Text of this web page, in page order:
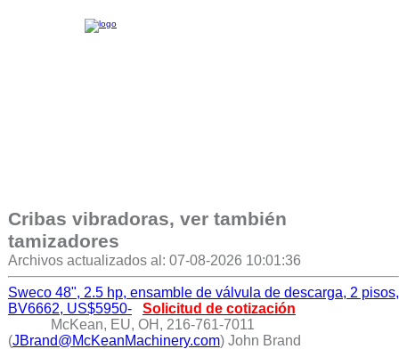
Cribas vibradoras, ver también
tamizadores
Archivos actualizados al: 07-08-2026 10:01:36
Sweco 48", 2.5 hp, ensamble de válvula de descarga, 2 pisos,
BV6662, US$5950-
Solicitud de cotización
McKean, EU, OH, 216-761-7011
(JBrand@McKeanMachinery.com) John Brand